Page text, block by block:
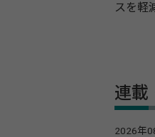
スを軽
連載
2026年